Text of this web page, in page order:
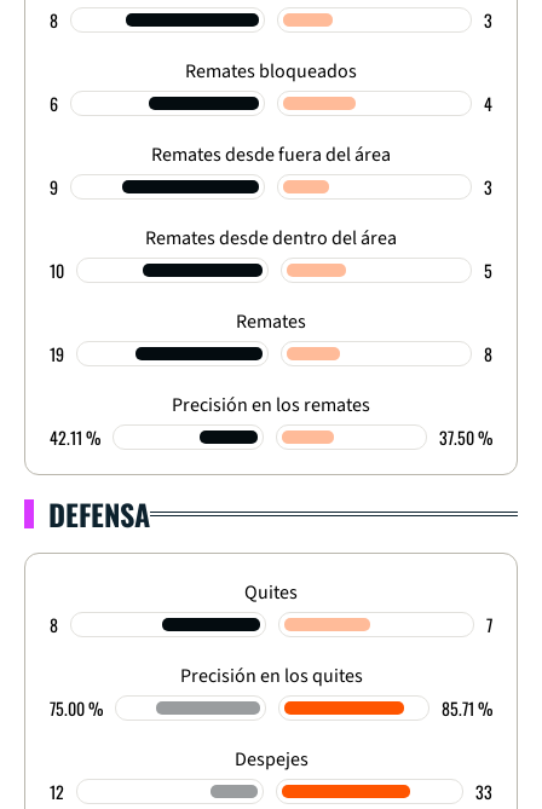
8 3
Remates bloqueados
6 4
Remates desde fuera del área
9 3
Remates desde dentro del área
10 5
Remates
19 8
Precisión en los remates
42.11 % 37.50 %
DEFENSA
Quites
8 7
Precisión en los quites
75.00 % 85.71 %
Despejes
12 33